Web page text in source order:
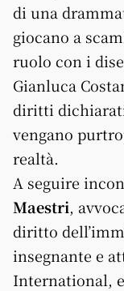
di una
giocano a
ruolo con i
Gianluca
diritti
vengano
realtà.
A seguire
Maestri,
diritto
insegnante e
International,